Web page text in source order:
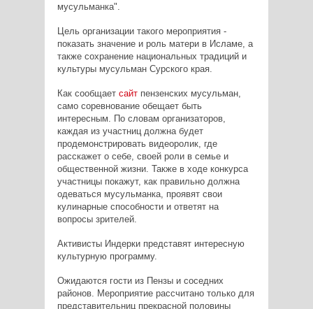
мусульманка".
Цель организации такого мероприятия -
показать значение и роль матери в Исламе, а
также сохранение национальных традиций и
культуры мусульман Сурского края.
Как сообщает сайтпензенских мусульман,
само соревнование обещает быть
интересным. По словам организаторов,
каждая из участниц должна будет
продемонстрировать видеоролик, где
расскажет о себе, своей роли в семье и
общественной жизни. Также в ходе конкурса
участницы покажут, как правильно должна
одеваться мусульманка, проявят свои
кулинарные способности и ответят на
вопросы зрителей.
Активисты Индерки представят интересную
культурную программу.
Ожидаются гости из Пензы и соседних
районов. Мероприятие рассчитано только для
представительниц прекрасной половины